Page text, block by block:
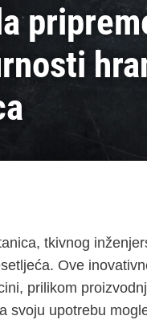
tkivnog
Ove
prilikom
svoju upotrebu